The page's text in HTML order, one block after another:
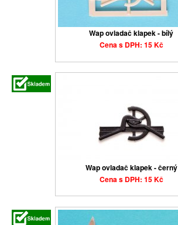
Wap ovladač klapek - bílý
Cena s DPH: 15 Kč
Wap ovladač klapek - černý
Cena s DPH: 15 Kč